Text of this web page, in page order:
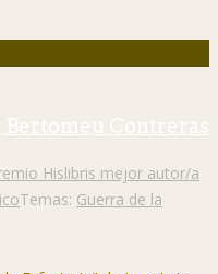
Bertomeu Contreras
Hislibris mejor autor/a
Temas: Guerra de la